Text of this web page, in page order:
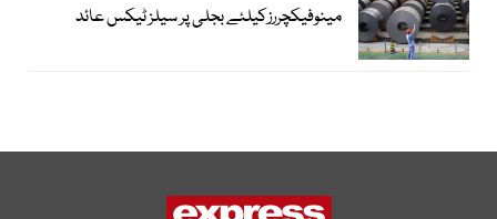
مینوفیکچررزکیلئے بجلی پر سیلز ٹیکس عائد